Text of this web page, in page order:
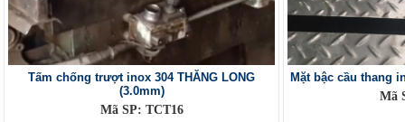
Tấm chống trượt inox 304 THĂNG LONG
(3.0mm)
Mã SP: TCT16
Mặt bậc cầu thang
Mã